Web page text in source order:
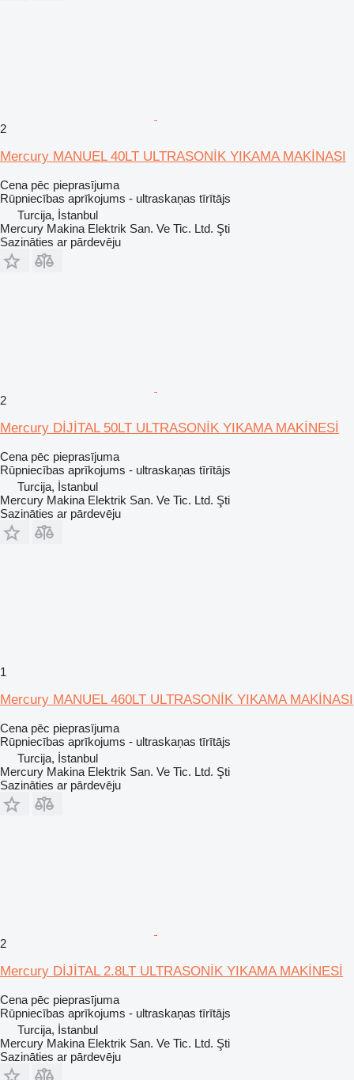
2
Mercury MANUEL 40LT ULTRASONİK YIKAMA MAKİNASI
Cena pēc pieprasījuma
Rūpniecības aprīkojums - ultraskaņas tīrītājs
Turcija, İstanbul
Mercury Makina Elektrik San. Ve Tic. Ltd. Şti
Sazināties ar pārdevēju
2
Mercury DİJİTAL 50LT ULTRASONİK YIKAMA MAKİNESİ
Cena pēc pieprasījuma
Rūpniecības aprīkojums - ultraskaņas tīrītājs
Turcija, İstanbul
Mercury Makina Elektrik San. Ve Tic. Ltd. Şti
Sazināties ar pārdevēju
1
Mercury MANUEL 460LT ULTRASONİK YIKAMA MAKİNASI
Cena pēc pieprasījuma
Rūpniecības aprīkojums - ultraskaņas tīrītājs
Turcija, İstanbul
Mercury Makina Elektrik San. Ve Tic. Ltd. Şti
Sazināties ar pārdevēju
2
Mercury DİJİTAL 2.8LT ULTRASONİK YIKAMA MAKİNESİ
Cena pēc pieprasījuma
Rūpniecības aprīkojums - ultraskaņas tīrītājs
Turcija, İstanbul
Mercury Makina Elektrik San. Ve Tic. Ltd. Şti
Sazināties ar pārdevēju